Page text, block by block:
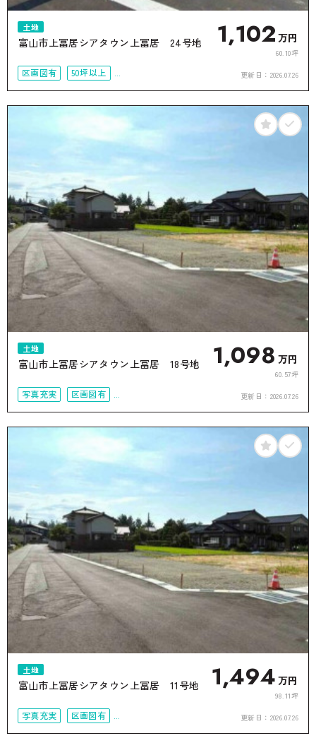
土地
富山市上冨居シアタウン上冨居 24号地 1,102 万円
60.10坪
区画図有
50坪以上
更新日： 2026.07.26
土地
富山市上冨居シアタウン上冨居 18号地 1,098 万円
60.57坪
写真充実
区画図有
更新日： 2026.07.26
土地
富山市上冨居シアタウン上冨居 11号地 1,494 万円
98.11坪
写真充実
区画図有
更新日： 2026.07.26